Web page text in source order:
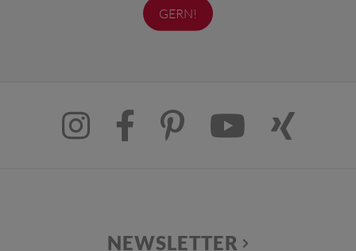
GERN!
NEWSLETTER